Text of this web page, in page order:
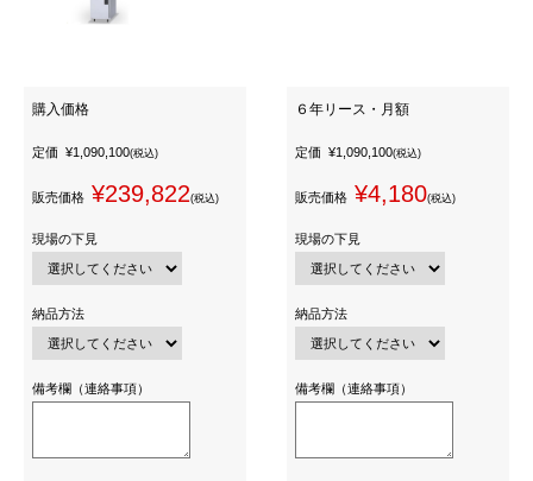
購入価格
定価 ¥1,090,100(税込)
販売価格 ¥239,822(税込)
現場の下見
納品方法
備考欄（連絡事項）
６年リース・月額
定価 ¥1,090,100(税込)
販売価格 ¥4,180(税込)
現場の下見
納品方法
備考欄（連絡事項）